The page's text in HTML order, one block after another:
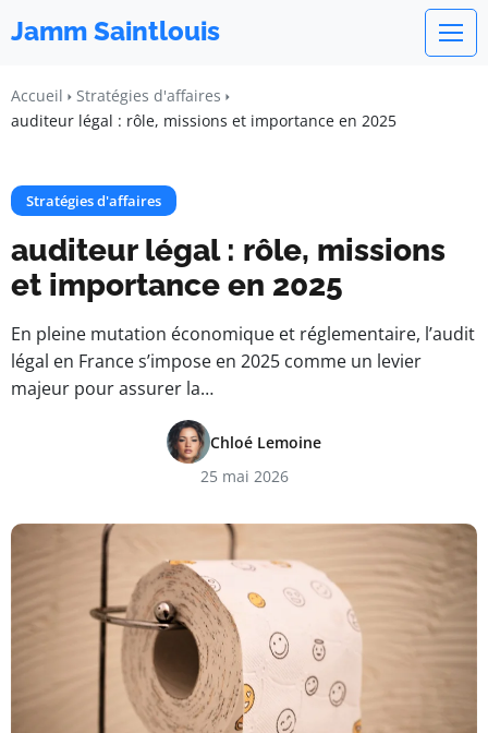
Jamm Saintlouis
Accueil
Stratégies d'affaires
auditeur légal : rôle, missions et importance en 2025
Stratégies d'affaires
auditeur légal : rôle, missions
et importance en 2025
En pleine mutation économique et réglementaire, l’audit
légal en France s’impose en 2025 comme un levier
majeur pour assurer la…
Chloé Lemoine
25 mai 2026